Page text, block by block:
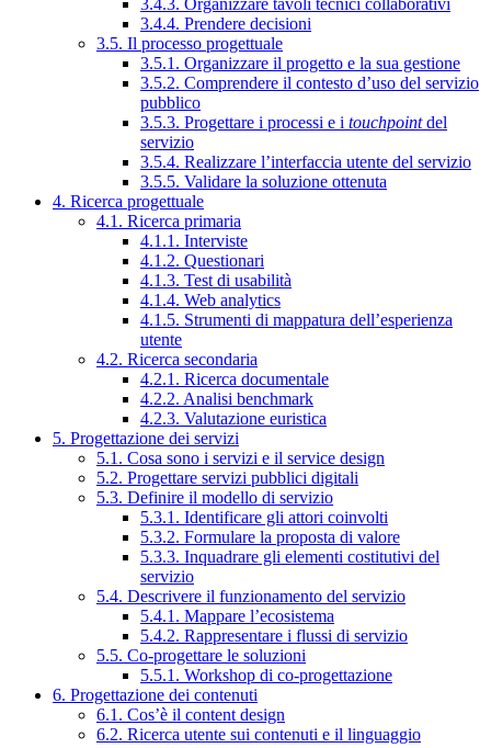
3.4.3. Organizzare tavoli tecnici collaborativi
3.4.4. Prendere decisioni
3.5. Il processo progettuale
3.5.1. Organizzare il progetto e la sua gestione
3.5.2. Comprendere il contesto d’uso del servizio
pubblico
3.5.3. Progettare i processi e i touchpointdel
servizio
3.5.4. Realizzare l’interfaccia utente del servizio
3.5.5. Validare la soluzione ottenuta
4. Ricerca progettuale
4.1. Ricerca primaria
4.1.1. Interviste
4.1.2. Questionari
4.1.3. Test di usabilità
4.1.4. Web analytics
4.1.5. Strumenti di mappatura dell’esperienza
utente
4.2. Ricerca secondaria
4.2.1. Ricerca documentale
4.2.2. Analisi benchmark
4.2.3. Valutazione euristica
5. Progettazione dei servizi
5.1. Cosa sono i servizi e il service design
5.2. Progettare servizi pubblici digitali
5.3. Definire il modello di servizio
5.3.1. Identificare gli attori coinvolti
5.3.2. Formulare la proposta di valore
5.3.3. Inquadrare gli elementi costitutivi del
servizio
5.4. Descrivere il funzionamento del servizio
5.4.1. Mappare l’ecosistema
5.4.2. Rappresentare i flussi di servizio
5.5. Co-progettare le soluzioni
5.5.1. Workshop di co-progettazione
6. Progettazione dei contenuti
6.1. Cos’è il content design
6.2. Ricerca utente sui contenuti e il linguaggio